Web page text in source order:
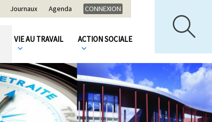
Journaux Agenda CONNEXION
VIE AU TRAVAIL ACTION SOCIALE